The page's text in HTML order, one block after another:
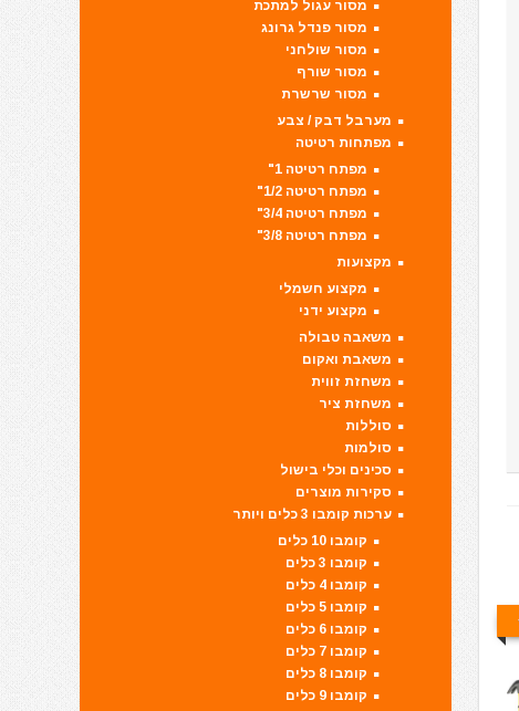
מסור עגול למתכת
מסור פנדל גרונג
מסור שולחני
מסור שורף
מסור שרשרת
מערבל דבק / צבע
מפתחות רטיטה
מפתח רטיטה 1"
מפתח רטיטה 1/2"
מפתח רטיטה 3/4"
מפתח רטיטה 3/8"
מקצועות
מקצוע חשמלי
מקצוע ידני
משאבה טבולה
משאבת ואקום
משחזת זווית
משחזת ציר
סוללות
סולמות
סכינים וכלי בישול
סקירות מוצרים
ערכות קומבו 3 כלים ויותר
קומבו 10 כלים
קומבו 3 כלים
קומבו 4 כלים
קומבו 5 כלים
קומבו 6 כלים
קומבו 7 כלים
קומבו 8 כלים
קומבו 9 כלים